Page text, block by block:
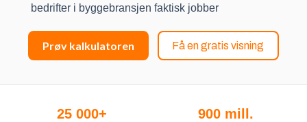
bedrifter i byggebransjen faktisk jobber
Prøv kalkulatoren Få en gratis visning
25 000+ 900 mill.